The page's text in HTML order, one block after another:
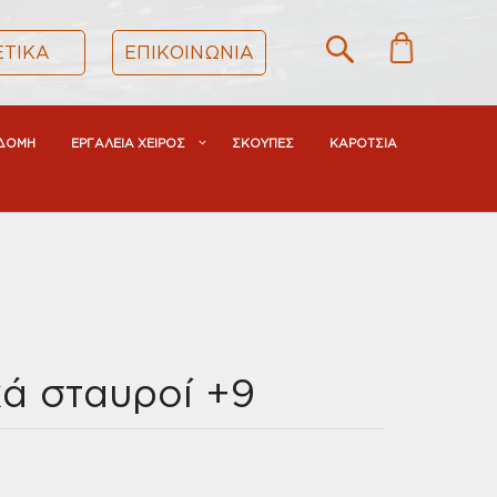
ΕΠΙΚΟΙΝΩΝΙΑ
ΕΡΓΑΛΕΙΑ ΧΕΙΡΟΣ ΣΚΟΥΠΕΣ ΚΑΡΟΤΣΙΑ
σταυροί +9